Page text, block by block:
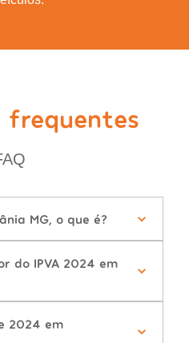
frequentes
MG, o que é?
do IPVA 2024 em
2024 em